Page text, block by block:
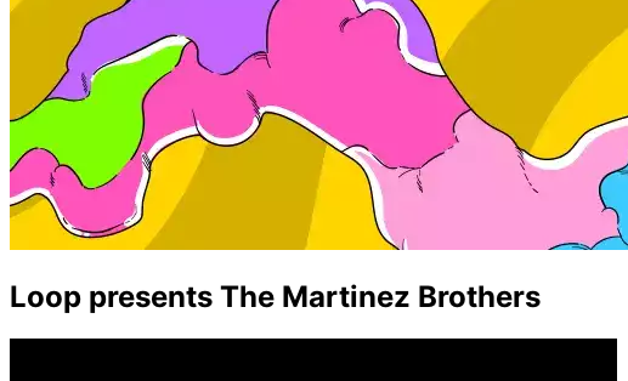
Loop presents The Martinez Brothers